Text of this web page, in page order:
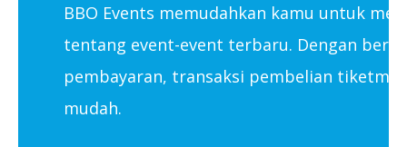
BBO Events memudahkan kamu untuk
tentang event-event terbaru. Dengan
pembayaran, transaksi pembelian tiketmu
mudah.